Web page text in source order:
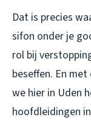
Dat is precies
sifon onder je
rol bij
beseffen. En
we hier in Uden
hoofdleidingen